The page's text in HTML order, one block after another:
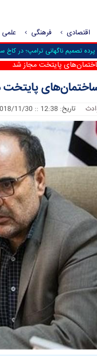
اقتصادی فرهنگی علمی
تصمیم ناگهانی ترامپ؛ در کاخ
پایتخت مجاز شد
تاریخ: 12:38 :: 2018/11/30